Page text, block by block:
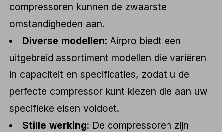
compressoren kunnen de zwaarste
omstandigheden aan.
Diverse modellen: Airpro biedt een
uitgebreid assortiment modellen die variëren
in capaciteit en specificaties, zodat u de
perfecte compressor kunt kiezen die aan uw
specifieke eisen voldoet.
Stille werking: De compressoren zijn